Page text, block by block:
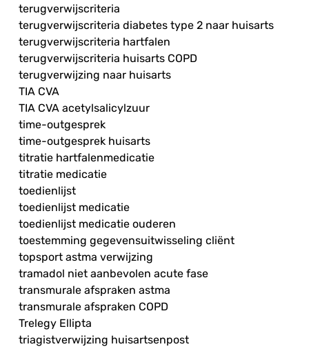
terugverwijscriteria
terugverwijscriteria diabetes type 2 naar huisarts
terugverwijscriteria hartfalen
terugverwijscriteria huisarts COPD
terugverwijzing naar huisarts
TIA CVA
TIA CVA acetylsalicylzuur
time-outgesprek
time-outgesprek huisarts
titratie hartfalenmedicatie
titratie medicatie
toedienlijst
toedienlijst medicatie
toedienlijst medicatie ouderen
toestemming gegevensuitwisseling cliënt
topsport astma verwijzing
tramadol niet aanbevolen acute fase
transmurale afspraken astma
transmurale afspraken COPD
Trelegy Ellipta
triagistverwijzing huisartsenpost